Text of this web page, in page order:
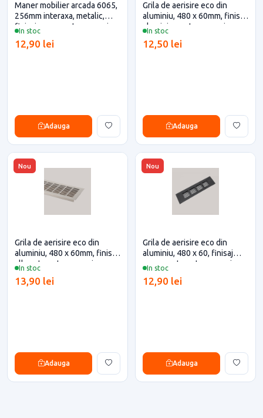
In stoc
Maner mobilier arcada 6065,
256mm interaxa, metalic,
finisaj crom pentru casa si
12,90 lei
Adauga
In stoc
Grila de aerisire eco din
aluminiu, 480 x 60mm, finisaj
aluminiu pentru casa si
12,50 lei
Adauga
Nou
In stoc
Grila de aerisire eco din
aluminiu, 480 x 60mm, finisaj
alb mat pentru casa si
13,90 lei
Adauga
Nou
In stoc
Grila de aerisire eco din
aluminiu, 480 x 60, finisaj
negru mat pentru casa si
12,90 lei
Adauga